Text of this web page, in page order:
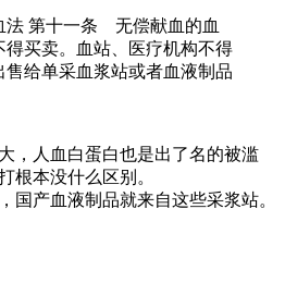
法 第十一条 无偿献血的血
得买卖。血站、医疗机构不得
给单采血浆站或者血液制品
，人血白蛋白也是出了名的被滥
根本没什么区别。
国产血液制品就来自这些采浆站。